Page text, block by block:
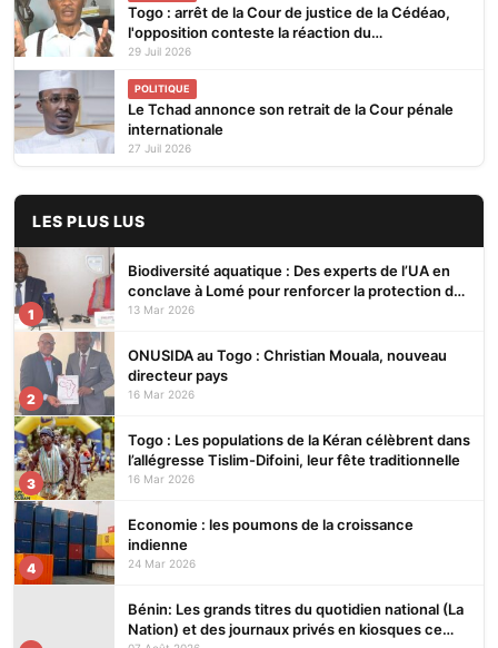
Togo : arrêt de la Cour de justice de la Cédéao,
l'opposition conteste la réaction du
gouvernement
29 Juil 2026
POLITIQUE
Le Tchad annonce son retrait de la Cour pénale
internationale
27 Juil 2026
LES PLUS LUS
1
Biodiversité aquatique : Des experts de l’UA en
conclave à Lomé pour renforcer la protection des
écosystèmes
13 Mar 2026
2
ONUSIDA au Togo : Christian Mouala, nouveau
directeur pays
16 Mar 2026
3
Togo : Les populations de la Kéran célèbrent dans
l’allégresse Tislim-Difoini, leur fête traditionnelle
16 Mar 2026
4
Economie : les poumons de la croissance
indienne
24 Mar 2026
Bénin: Les grands titres du quotidien national (La
Nation) et des journaux privés en kiosques ce